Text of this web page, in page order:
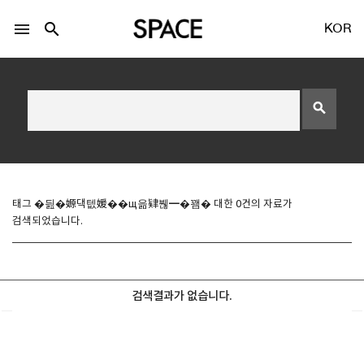
menu search KOR
search
태그 �딆�嫄댁텞媛��щ읆肄붾━�꽴� 대한 0건의 자료가
검색되었습니다.
검색결과가 없습니다.